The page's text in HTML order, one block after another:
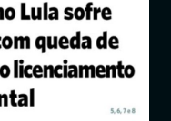
Jornais
Notícias